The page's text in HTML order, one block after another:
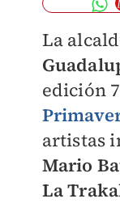
La
edición
artistas
Mario
La